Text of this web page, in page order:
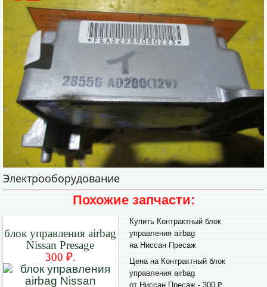
Электрооборудование
Похожие запчасти:
блок управления airbag
Nissan Presage
300 ₽.
Купить Контрактный блок
управления airbag
на Ниссан Пресаж
Цена на Контрактный блок
управления airbag
от Ниссан Пресаж - 300 ₽